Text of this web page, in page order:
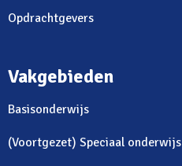
Opdrachtgevers
Vakgebieden
Basisonderwijs
(Voortgezet) Speciaal onderwijs